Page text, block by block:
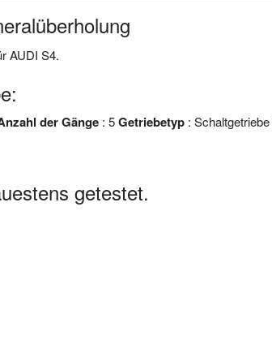
AUDI S4.
der Gänge : 5Getriebetyp : Schaltgetriebe
getestet.